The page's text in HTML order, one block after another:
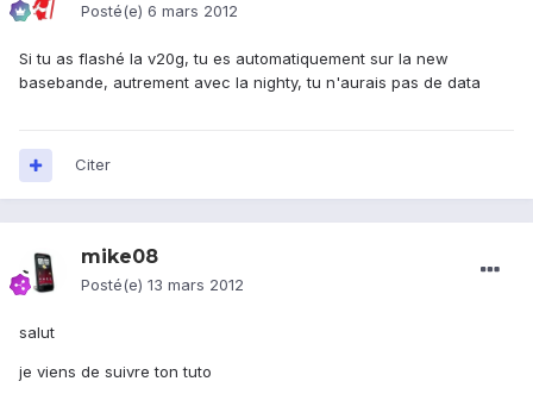
Posté(e) 6 mars 2012
Si tu as flashé la v20g, tu es automatiquement sur la new
basebande, autrement avec la nighty, tu n'aurais pas de data
Citer
mike08
Posté(e) 13 mars 2012
salut
je viens de suivre ton tuto